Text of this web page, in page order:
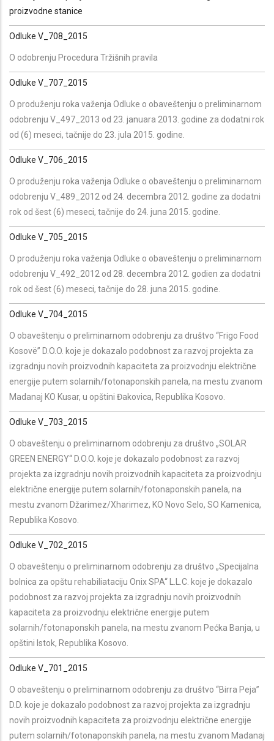
proizvodne stanice
Odluke V_708_2015
O odobrenju Procedura Tržišnih pravila
Odluke V_707_2015
O produženju roka važenja Odluke o obaveštenju o preliminarnom
odobrenju V_497_2013 od 23. januara 2013. godine za dodatni rok
od (6) meseci, tačnije do 23. jula 2015. godine.
Odluke V_706_2015
O produženju roka važenja Odluke o obaveštenju o preliminarnom
odobrenju V_489_2012 od 24. decembra 2012. godine za dodatni
rok od šest (6) meseci, tačnije do 24. juna 2015. godine.
Odluke V_705_2015
O produženju roka važenja Odluke o obaveštenju o preliminarnom
odobrenju V_492_2012 od 28. decembra 2012. godien za dodatni
rok od šest (6) meseci, tačnije do 28. juna 2015. godine.
Odluke V_704_2015
O obaveštenju o preliminarnom odobrenju za društvo “Frigo Food
Kosovë” D.O.O. koje je dokazalo podobnost za razvoj projekta za
izgradnju novih proizvodnih kapaciteta za proizvodnju električne
energije putem solarnih/fotonaponskih panela, na mestu zvanom
Madanaj KO Kusar, u opštini Đakovica, Republika Kosovo.
Odluke V_703_2015
O obaveštenju o preliminarnom odobrenju za društvo „SOLAR
GREEN ENERGY“ D.O.O. koje je dokazalo podobnost za razvoj
projekta za izgradnju novih proizvodnih kapaciteta za proizvodnju
električne energije putem solarnih/fotonaponskih panela, na
mestu zvanom Džarimez/Xharimez, KO Novo Selo, SO Kamenica,
Republika Kosovo.
Odluke V_702_2015
O obaveštenju o preliminarnom odobrenju za društvo „Specijalna
bolnica za opštu rehabiliataciju Onix SPA“ L.L.C. koje je dokazalo
podobnost za razvoj projekta za izgradnju novih proizvodnih
kapaciteta za proizvodnju električne energije putem
solarnih/fotonaponskih panela, na mestu zvanom Pećka Banja, u
opštini Istok, Republika Kosovo.
Odluke V_701_2015
O obaveštenju o preliminarnom odobrenju za društvo “Birra Peja”
D.D. koje je dokazalo podobnost za razvoj projekta za izgradnju
novih proizvodnih kapaciteta za proizvodnju električne energije
putem solarnih/fotonaponskih panela, na mestu zvanom Madanaj